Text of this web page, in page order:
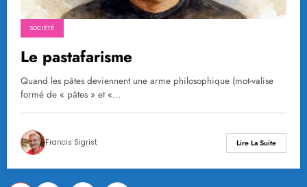
SOCIÉTÉ
Le pastafarisme
Quand les pâtes deviennent une arme philosophique (mot-valise
formé de « pâtes » et «…
Francis Sigrist Lire La Suite